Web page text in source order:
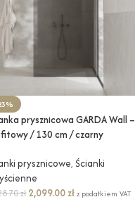
prysznicowa GARDA Wall –
/ 130 cm / czarny
prysznicowe, Ścianki
zł2,099.00 zł z podatkiem VAT